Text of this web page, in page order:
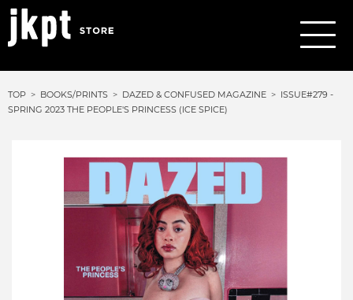
TOP BOOKS/PRINTS DAZED & CONFUSED MAGAZINE
ISSUE#279 -
SPRING 2023 THE PEOPLE'S PRINCESS (ICE SPICE)